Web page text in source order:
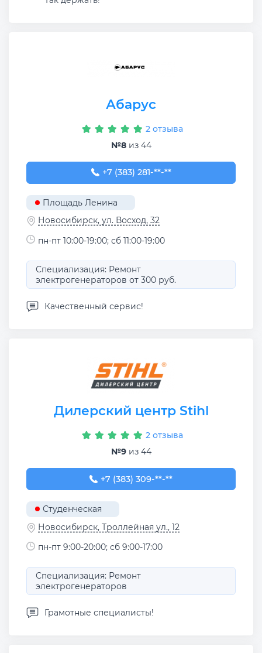
Абарус
2 отзыва
№8из 44
+7 (383) 281-99-01
+7 (383) 281-**-**
Площадь Ленина
Новосибирск, ул. Восход, 32
пн-пт 10:00-19:00; сб 11:00-19:00
Специализация: Ремонт
электрогенераторов от 300 руб.
Качественный сервис!
Дилерский центр Stihl
2 отзыва
№9из 44
+7 (383) 309-02-33
+7 (383) 309-**-**
Студенческая
Новосибирск, Троллейная ул., 12
пн-пт 9:00-20:00; сб 9:00-17:00
Специализация: Ремонт
электрогенераторов
Грамотные специалисты!